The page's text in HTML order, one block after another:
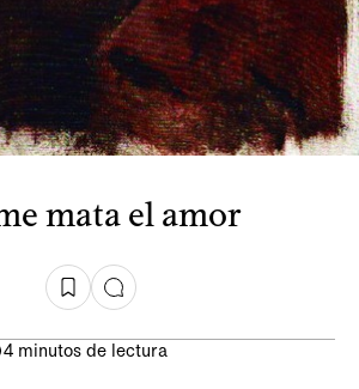
mata el amor
4 minutos de lectura